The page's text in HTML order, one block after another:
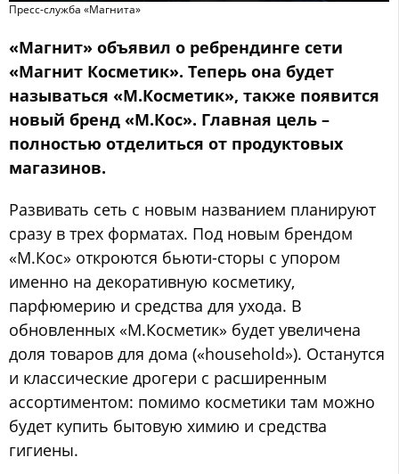
Пресс-служба «Магнита»
«Магнит» объявил о ребрендинге сети
«Магнит Косметик». Теперь она будет
называться «М.Косметик», также появится
новый бренд «М.Кос». Главная цель –
полностью отделиться от продуктовых
магазинов.
Развивать сеть с новым названием планируют
сразу в трех форматах. Под новым брендом
«М.Кос» откроются бьюти-сторы с упором
именно на декоративную косметику,
парфюмерию и средства для ухода. В
обновленных «М.Косметик» будет увеличена
доля товаров для дома («household»). Останутся
и классические дрогери с расширенным
ассортиментом: помимо косметики там можно
будет купить бытовую химию и средства
гигиены.